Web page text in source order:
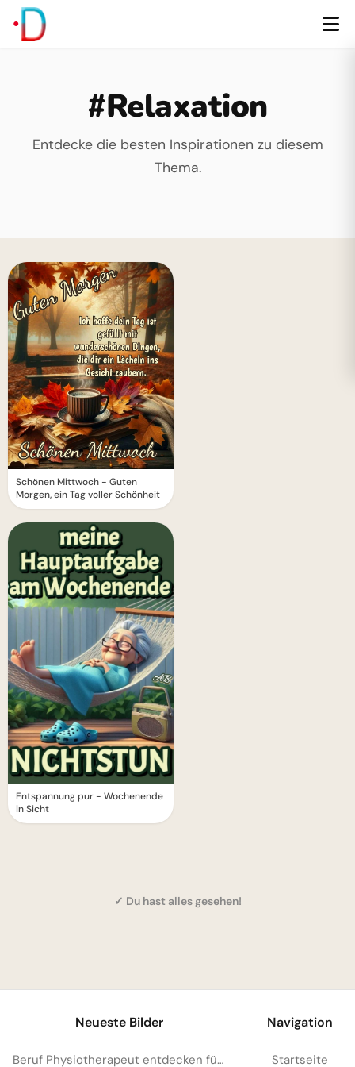
#Relaxation
Entdecke die besten Inspirationen zu diesem
Thema.
Schönen Mittwoch - Guten
Morgen, ein Tag voller Schönheit
Entspannung pur - Wochenende
in Sicht
✓ Du hast alles gesehen!
Neueste Bilder
Beruf Physiotherapeut entdecken für YouTube: Eine spannende Lektion
Navigation
Startseite